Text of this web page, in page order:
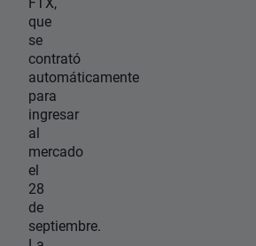
que
se
contrató
automáticamente
para
ingresar
al
mercado
el
28
de
septiembre.